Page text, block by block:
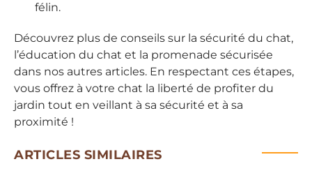
félin.
Découvrez plus de conseils sur la sécurité du chat,
l’éducation du chat et la promenade sécurisée
dans nos autres articles. En respectant ces étapes,
vous offrez à votre chat la liberté de profiter du
jardin tout en veillant à sa sécurité et à sa
proximité !
ARTICLES SIMILAIRES